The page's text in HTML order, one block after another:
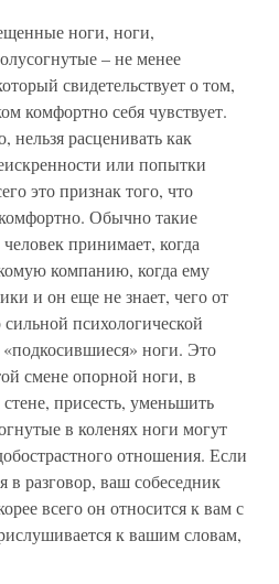
ноги, ноги,
– не менее
свидетельствует о том,
комфортно себя чувствует.
нельзя расценивать как
или попытки
это признак того, что
Обычно такие
принимает, когда
компанию, когда ему
и он еще не знает, чего от
психологической
«подкосившиеся» ноги. Это
смене опорной ноги, в
присесть, уменьшить
в коленях ноги могут
отношения. Если
в разговор, ваш собеседник
всего он относится к вам с
к вашим словам,